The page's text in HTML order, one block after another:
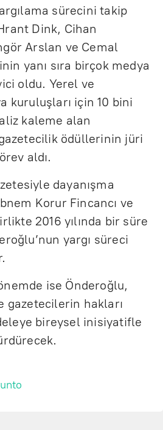
sürecini takip
Dink, Cihan
Arslan ve Cemal
yanı sıra birçok medya
oldu. Yerel ve
kuruluşları için 10 bini
kaleme alan
ödüllerinin jüri
aldı.
dayanışma
Korur Fincancı ve
2016 yılında bir süre
yargı süreci
ise Önderoğlu,
gazetecilerin hakları
bireysel inisiyatifle